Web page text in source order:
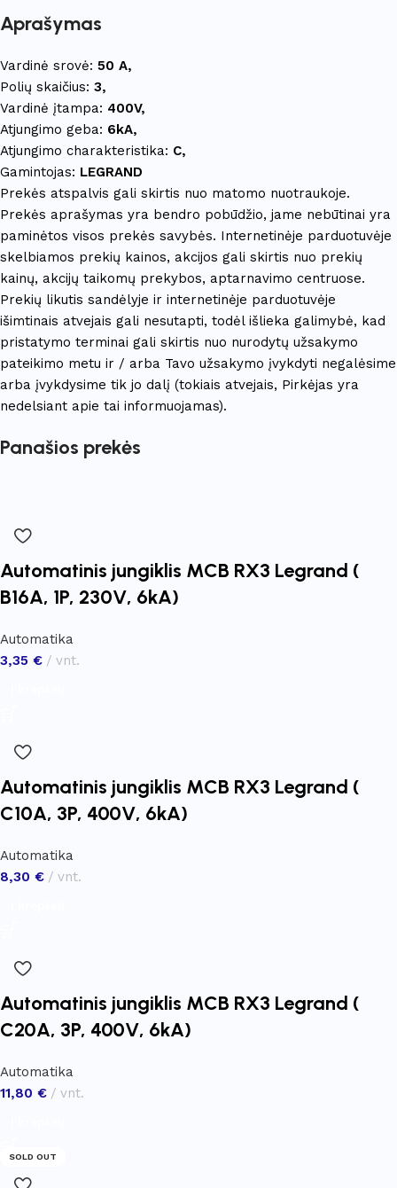
Aprašymas
Vardinė srovė: 50 A,
Polių skaičius: 3,
Vardinė įtampa: 400V,
Atjungimo geba: 6kA,
Atjungimo charakteristika: C,
Gamintojas: LEGRAND
Prekės atspalvis gali skirtis nuo matomo nuotraukoje.
Prekės aprašymas yra bendro pobūdžio, jame nebūtinai yra
paminėtos visos prekės savybės. Internetinėje parduotuvėje
skelbiamos prekių kainos, akcijos gali skirtis nuo prekių
kainų, akcijų taikomų prekybos, aptarnavimo centruose.
Prekių likutis sandėlyje ir internetinėje parduotuvėje
išimtinais atvejais gali nesutapti, todėl išlieka galimybė, kad
pristatymo terminai gali skirtis nuo nurodytų užsakymo
pateikimo metu ir / arba Tavo užsakymo įvykdyti negalėsime
arba įvykdysime tik jo dalį (tokiais atvejais, Pirkėjas yra
nedelsiant apie tai informuojamas).
Panašios prekės
Automatinis jungiklis MCB RX3 Legrand (
B16A, 1P, 230V, 6kA)
Automatika
3,35 € vnt.
Automatinis jungiklis MCB RX3 Legrand (
C10A, 3P, 400V, 6kA)
Automatika
8,30 € vnt.
Automatinis jungiklis MCB RX3 Legrand (
C20A, 3P, 400V, 6kA)
Automatika
11,80 € vnt.
SOLD OUT